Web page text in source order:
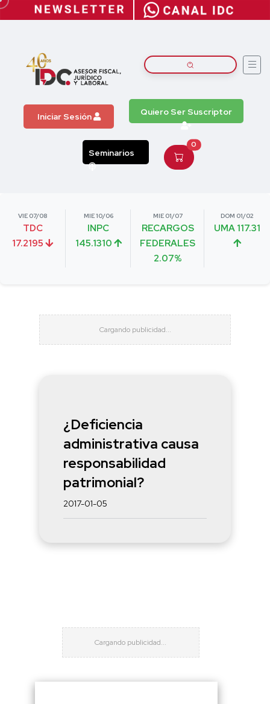
Iniciar Sesión Quiero Ser Suscriptor
Seminarios
0
VIE 07/08
TDC
17.2195
MIE 10/06
INPC
145.1310
MIE 01/07
RECARGOS
FEDERALES
2.07%
DOM 01/02
UMA 117.31
¿Deficiencia
administrativa causa
responsabilidad
patrimonial?
2017-01-05